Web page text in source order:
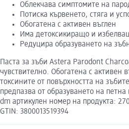
Облекчава симптомите на
Потиска кървенето, стяга и
Обогатена с активен въглен
Има детоксикиращо и
Редуцира образуването на
Паста за зъби Astera Parodont
чувствително. Обогатена с активен
токсините от повърхността на
предпазва от образуването на петна
dm артикулен номер на продукта:
GTIN: 3800013519394